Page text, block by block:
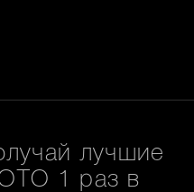
лучшие
1 раз в